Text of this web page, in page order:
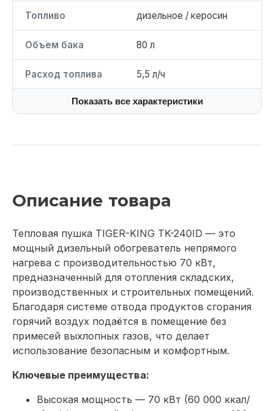
Топливо дизельное / керосин
Объем бака 80 л
Расход топлива 5,5 л/ч
Показать все характеристики
Описание товара
Тепловая пушка TIGER-KING TK-240ID — это
мощный дизельный обогреватель непрямого
нагрева с производительностью 70 кВт,
предназначенный для отопления складских,
производственных и строительных помещений.
Благодаря системе отвода продуктов сгорания
горячий воздух подаётся в помещение без
примесей выхлопных газов, что делает
использование безопасным и комфортным.
Ключевые преимущества:
Высокая мощность — 70 кВт (60 000 ккал/